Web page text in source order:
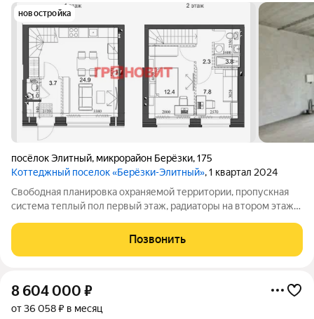
новостройка
посёлок Элитный, микрорайон Берёзки,175
Коттеджный поселок «Берёзки-Элитный», 1 квартал 2024
Свободная планировка охраняемой территории, пропускная
система теплый пол первый этаж, радиаторы на втором этаже
Территориально «Березки» находятся на границе Кировского
района. - Остановка
Позвонить
8 604 000 ₽
от 36 058 ₽ в месяц